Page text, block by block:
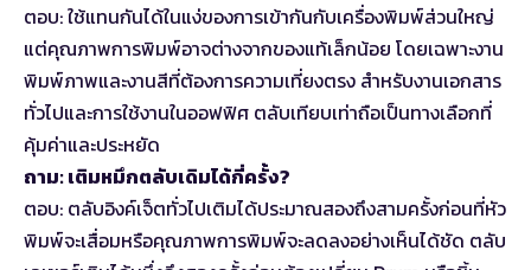
ตอบ: ใช้แทนกันได้ในแง่ของการเข้ากันกับเครื่องพิมพ์ส่วนใหญ่
แต่คุณภาพการพิมพ์อาจต่างจากของแท้เล็กน้อย โดยเฉพาะงาน
พิมพ์ภาพและงานสีที่ต้องการความเที่ยงตรง สำหรับงานเอกสาร
ทั่วไปและการใช้งานในออฟฟิศ ตลับเทียบเท่าถือเป็นทางเลือกที่
คุ้มค่าและประหยัด
ถาม: เติมหมึกตลับเดิมได้กี่ครั้ง?
ตอบ: ตลับอิงค์เจ็ตทั่วไปเติมได้ประมาณสองถึงสามครั้งก่อนที่หัว
พิมพ์จะเสื่อมหรือคุณภาพการพิมพ์จะลดลงอย่างเห็นได้ชัด ตลับ